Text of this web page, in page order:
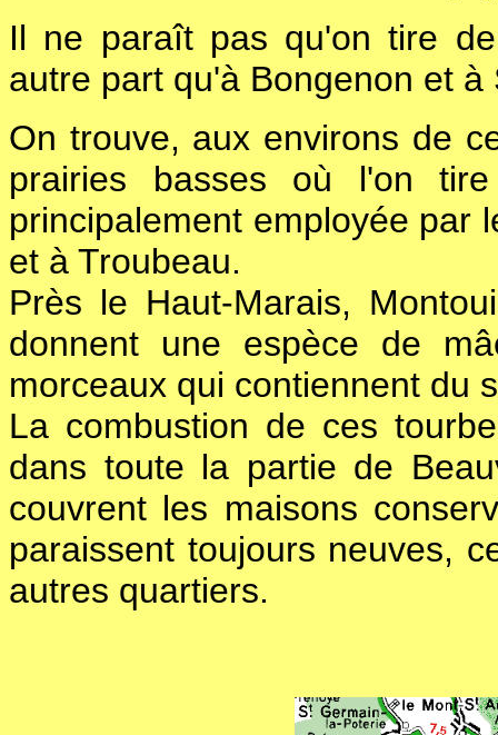
Il ne paraît pas qu'on tire
autre part qu'à Bongenon et
On trouve, aux environs de
prairies basses où l'on
principalement employée par
et à Troubeau.
Près le Haut-Marais,
donnent une espèce de
morceaux qui contiennent du
La combustion de ces
dans toute la partie de
couvrent les maisons
paraissent toujours neuves,
autres quartiers.